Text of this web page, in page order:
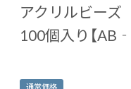
アクリルビー
100個入り【